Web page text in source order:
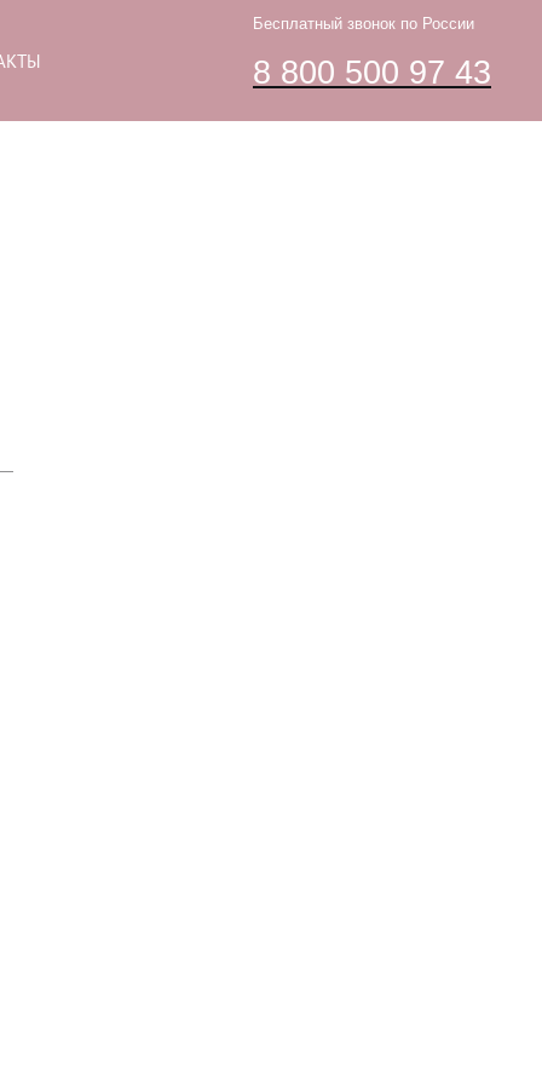
Бесплатный звонок по России
8 800 500 97 43